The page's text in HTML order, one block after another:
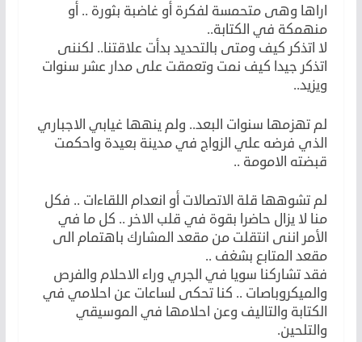
اراها وهى متحمسة لفكرة أو غاضبة بثورة .. أو
منهمكة في الكتابة..
لا اتذكر كيف ومتى بالتحديد بدأت علاقتنا.. لكننى
اتذكر جيدا كيف نمت وتعمقت على مدار عشر سنوات
ويزيد..
لم تهزمها سنوات البعد.. ولم ينهها غيابي الاجباري
الذي فرضه علي الزواج في مدينة بعيدة واحكمت
قبضته الامومة ..
لم تشوهها قلة الاتصالات أو انعدام اللقاءات .. فكل
منا لا يزال حاضرا بقوة في قلب الاخر .. كل ما في
الأمر اننى انتقلت من مقعد المشارك باهتمام الى
مقعد المتابع بشغف ..
فقد تشاركنا سويا في الجري وراء الاحلام والفرص
والميكروباصات .. كنا تحكى لساعات عن احلامي في
الكتابة والتاليف وعن احلامها في الموسيقي
والتلحين.